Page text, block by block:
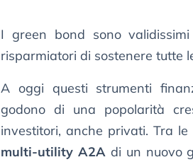
I green bond sono
risparmiatori di sostenere tutte
A oggi questi strumenti
godono di una popolarità
investitori, anche privati. Tra
multi-utility A2Adi un nuovo